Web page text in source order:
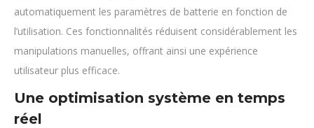
automatiquement les paramètres de batterie en fonction de
l’utilisation. Ces fonctionnalités réduisent considérablement les
manipulations manuelles, offrant ainsi une expérience
utilisateur plus efficace.
Une optimisation système en temps
réel